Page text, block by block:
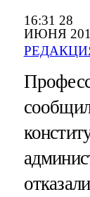
16:31 28
ИЮНЯ